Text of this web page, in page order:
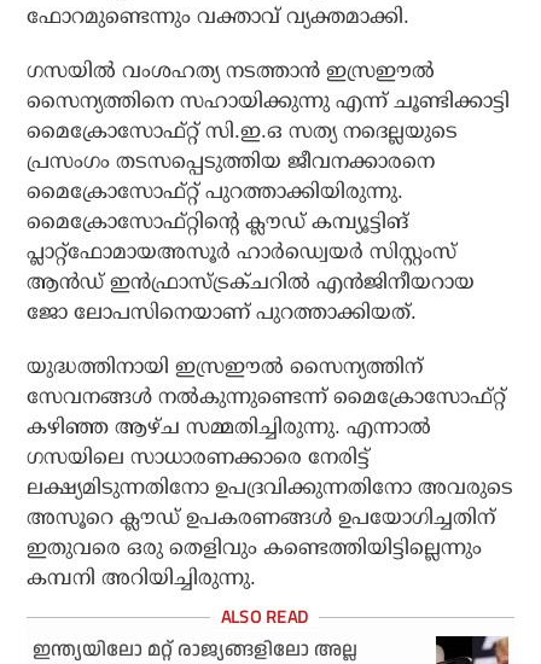
ഫോറമുണ്ടെന്നും വക്താവ് വ്യക്തമാക്കി.
ഗസയില്‍ വംശഹത്യ നടത്താന്‍ ഇസ്രഈല്‍
സൈന്യത്തിനെ സഹായിക്കുന്നു എന്ന് ചൂണ്ടിക്കാട്ടി
മൈക്രോസോഫ്റ്റ് സി.ഇ.ഒ സത്യ നദെല്ലയുടെ
പ്രസംഗം തടസപ്പെടുത്തിയ ജീവനക്കാരനെ
മൈക്രോസോഫ്റ്റ് പുറത്താക്കിയിരുന്നു.
മൈക്രോസോഫ്റ്റിന്റെ ക്ലൗഡ് കമ്പ്യൂട്ടിങ്
പ്ലാറ്റ്‌ഫോമായഅസൂര്‍ ഹാര്‍ഡ്വെയര്‍ സിസ്റ്റംസ്
ആന്‍ഡ് ഇന്‍ഫ്രാസ്ട്രക്ചറില്‍ എന്‍ജിനീയറായ
ജോ ലോപസിനെയാണ് പുറത്താക്കിയത്.
യുദ്ധത്തിനായി ഇസ്രഈല്‍ സൈന്യത്തിന്
സേവനങ്ങള്‍ നല്‍കുന്നുണ്ടെന്ന് മൈക്രോസോഫ്റ്റ്
കഴിഞ്ഞ ആഴ്ച സമ്മതിച്ചിരുന്നു. എന്നാല്‍
ഗസയിലെ സാധാരണക്കാരെ നേരിട്ട്
ലക്ഷ്യമിടുന്നതിനോ ഉപദ്രവിക്കുന്നതിനോ അവരുടെ
അസൂറെ ക്ലൗഡ് ഉപകരണങ്ങള്‍ ഉപയോഗിച്ചതിന്
ഇതുവരെ ഒരു തെളിവും കണ്ടെത്തിയിട്ടില്ലെന്നും
കമ്പനി അറിയിച്ചിരുന്നു.
ഇന്ത്യയിലോ മറ്റ് രാജ്യങ്ങളിലോ അല്ല